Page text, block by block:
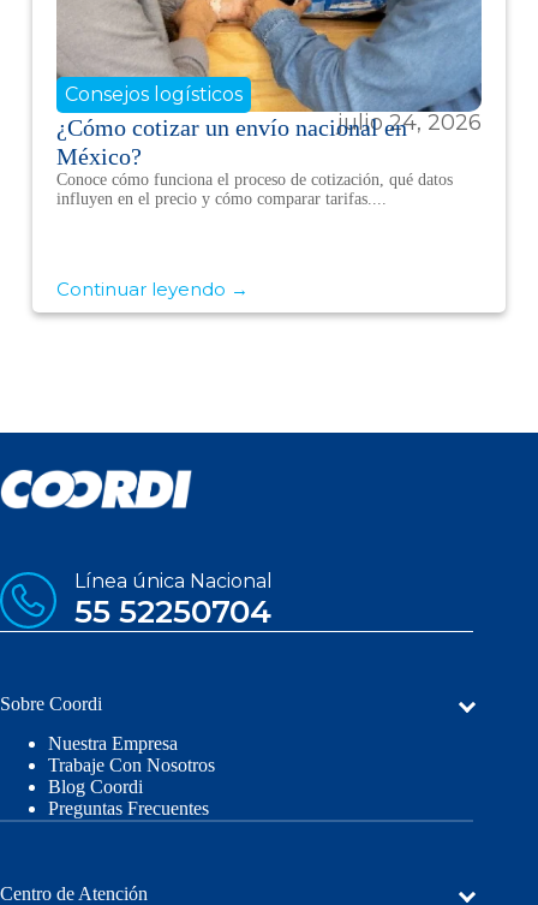
julio 24, 2026
Consejos logísticos
¿Cómo cotizar un envío nacional en
México?
Conoce cómo funciona el proceso de cotización, qué datos
influyen en el precio y cómo comparar tarifas....
Continuar leyendo →
Línea única Nacional
55 52250704
Sobre Coordi
Nuestra Empresa
Trabaje Con Nosotros
Blog Coordi
Preguntas Frecuentes
Centro de Atención